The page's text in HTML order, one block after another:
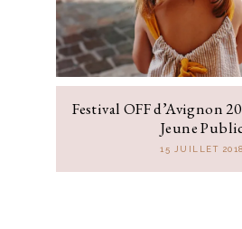
Festival OFF d’Avignon
Jeune
15 JUILLET 2018